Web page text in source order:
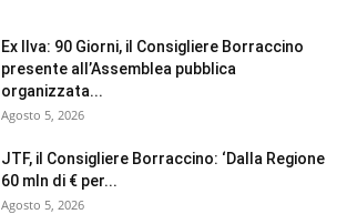
Ex Ilva: 90 Giorni, il Consigliere Borraccino
presente all’Assemblea pubblica
organizzata...
Agosto 5, 2026
JTF, il Consigliere Borraccino: ‘Dalla Regione
60 mln di € per...
Agosto 5, 2026